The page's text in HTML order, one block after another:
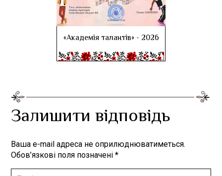
«Академія талантів» - 2026
Залишити відповідь
Ваша e-mail адреса не оприлюднюватиметься.
Обов’язкові поля позначені*